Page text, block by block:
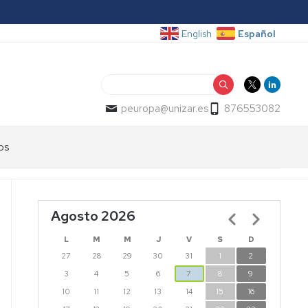
English Español
peuropa@unizar.es 876553082
Agosto 2026
L M M J V S
D
27
28 29 30 31 1
2
3
4 5 6 7 8
9
10
11 12 13 14 15
16
Paginación